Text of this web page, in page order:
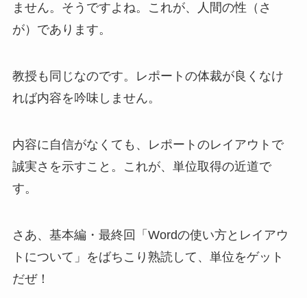
ません。そうですよね。これが、人間の性（さ
が）であります。
教授も同じなのです。レポートの体裁が良くなけ
れば内容を吟味しません。
内容に自信がなくても、レポートのレイアウトで
誠実さを示すこと。これが、単位取得の近道で
す。
さあ、基本編・最終回「Wordの使い方とレイアウ
トについて」をばちこり熟読して、単位をゲット
だぜ！